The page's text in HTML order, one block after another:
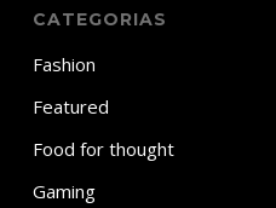
CATEGORIAS
Fashion
Featured
Food for thought
Gaming